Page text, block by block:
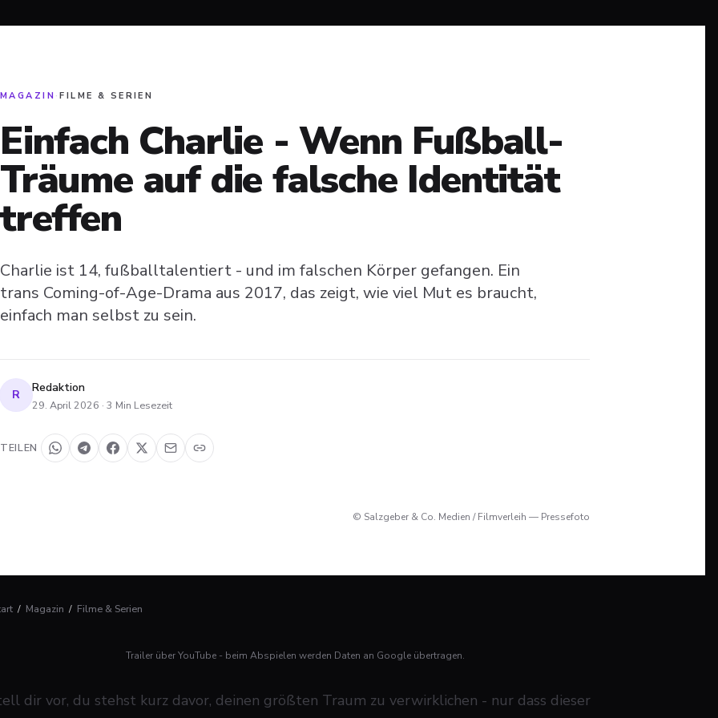
MAGAZIN ·FILME & SERIEN
Einfach Charlie - Wenn Fußball-
Träume auf die falsche Identität
treffen
Charlie ist 14, fußballtalentiert - und im falschen Körper gefangen. Ein
trans Coming-of-Age-Drama aus 2017, das zeigt, wie viel Mut es braucht,
einfach man selbst zu sein.
R Redaktion
29. April 2026 · 3 Min Lesezeit
TEILEN
© Salzgeber & Co. Medien / Filmverleih — Pressefoto
/ Magazin / Filme & Serien
Trailer über YouTube - beim Abspielen werden Daten an Google übertragen.
dir vor, du stehst kurz davor, deinen größten Traum zu verwirklichen - nur dass dieser